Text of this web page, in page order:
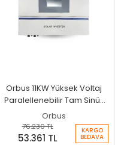
Orbus 11KW Yüksek Voltaj
Paralellenebilir Tam Sinüs
Akıllı İnverter 48V 150A MPPT
Şarjlı İnverter + Wifi
Orbus
76.230 TL
53.361 TL
KARGO
BEDAVA